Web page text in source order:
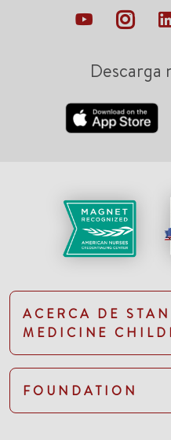
Descarga
ACERCA DE
MEDICINE
FOUNDATION